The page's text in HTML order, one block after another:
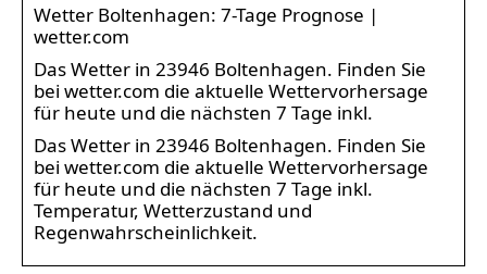
Wetter Boltenhagen: 7-Tage Prognose |
wetter.com
Das Wetter in 23946 Boltenhagen. Finden Sie
bei wetter.com die aktuelle Wettervorhersage
für heute und die nächsten 7 Tage inkl.
Das Wetter in 23946 Boltenhagen. Finden Sie
bei wetter.com die aktuelle Wettervorhersage
für heute und die nächsten 7 Tage inkl.
Temperatur, Wetterzustand und
Regenwahrscheinlichkeit.